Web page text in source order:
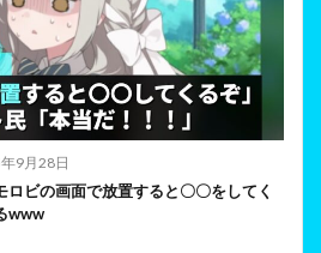
9月28日
ビの画面で放置すると〇〇をしてく
www